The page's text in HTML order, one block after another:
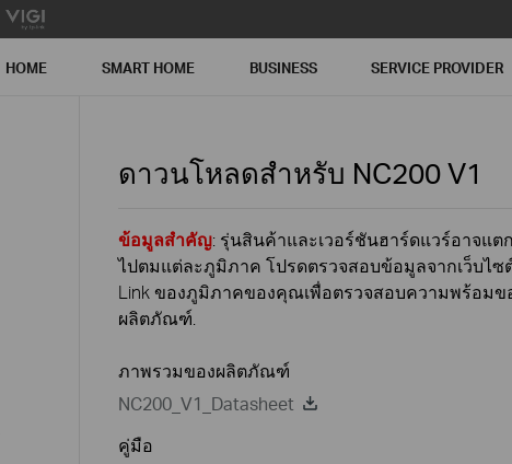
HOME SMART HOME BUSINESS SERVICE PROVIDER
ดาวนโหลดสำหรับ NC200V1
ข้อมูลสำคัญ: รุ่นสินค้าและเวอร์ชันฮาร์ดแวร์อาจแต
ไปตมแต่ละภูมิภาค โปรดตรวจสอบข้อมูลจากเว็บไซ
Link ของภูมิภาคของคุณเพื่อตรวจสอบความพร้อมข
ผลิตภัณฑ์.
ภาพรวมของผลิตภัณฑ์
NC200_V1_Datasheet
คู่มือ